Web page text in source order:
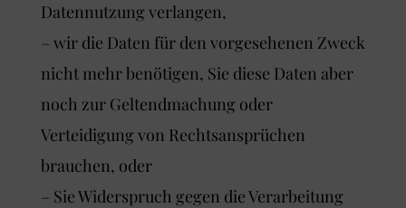
Datennutzung verlangen,
– wir die Daten für den vorgesehenen Zweck
nicht mehr benötigen, Sie diese Daten aber
noch zur Geltendmachung oder
Verteidigung von Rechtsansprüchen
brauchen, oder
– Sie Widerspruch gegen die Verarbeitung